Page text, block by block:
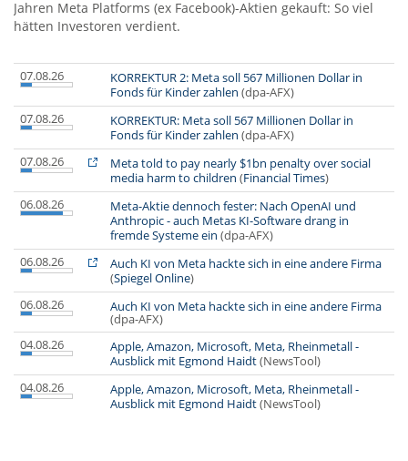
Jahren Meta Platforms (ex Facebook)-Aktien gekauft: So viel
hätten Investoren verdient.
07.08.26
KORREKTUR 2: Meta soll 567 Millionen Dollar in
Fonds für Kinder zahlen (dpa-AFX)
07.08.26
KORREKTUR: Meta soll 567 Millionen Dollar in
Fonds für Kinder zahlen (dpa-AFX)
07.08.26
Meta told to pay nearly $1bn penalty over social
media harm to children (Financial Times)
06.08.26
Meta-Aktie dennoch fester: Nach OpenAI und
Anthropic - auch Metas KI-Software drang in
fremde Systeme ein (dpa-AFX)
06.08.26
Auch KI von Meta hackte sich in eine andere Firma
(Spiegel Online)
06.08.26
Auch KI von Meta hackte sich in eine andere Firma
(dpa-AFX)
04.08.26
Apple, Amazon, Microsoft, Meta, Rheinmetall -
Ausblick mit Egmond Haidt(NewsTool)
04.08.26
Apple, Amazon, Microsoft, Meta, Rheinmetall -
Ausblick mit Egmond Haidt(NewsTool)